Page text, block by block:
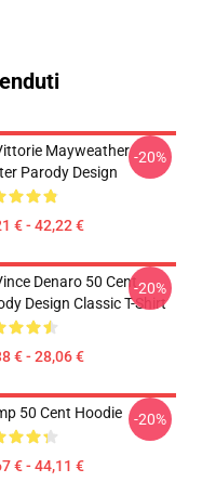
Mayweather
Parody Design
€ - 42,22 €
-20%
Denaro 50 Cent
Design Classic T-Shirt
€ - 28,06 €
-20%
50 Cent Hoodie
€ - 44,11 €
-20%